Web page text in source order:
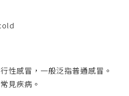
性感冒，一般泛指普通感冒。
見疾病。